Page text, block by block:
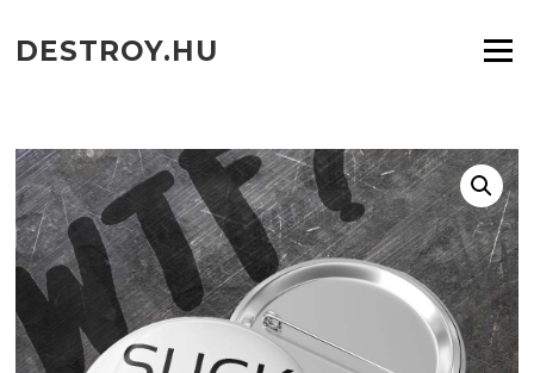
tartalomra
DESTROY.HU Menü